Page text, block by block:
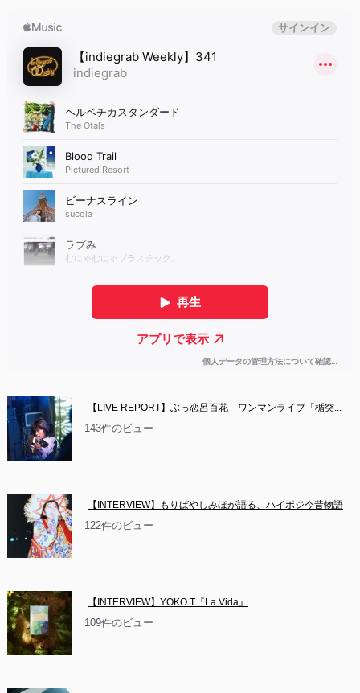
【LIVE REPORT】ぶっ恋呂百花　ワンマンライブ「楯突...
143件のビュー
【INTERVIEW】もりばやしみほが語る、ハイポジ今昔物語
122件のビュー
【INTERVIEW】YOKO.T『La Vida』
109件のビュー